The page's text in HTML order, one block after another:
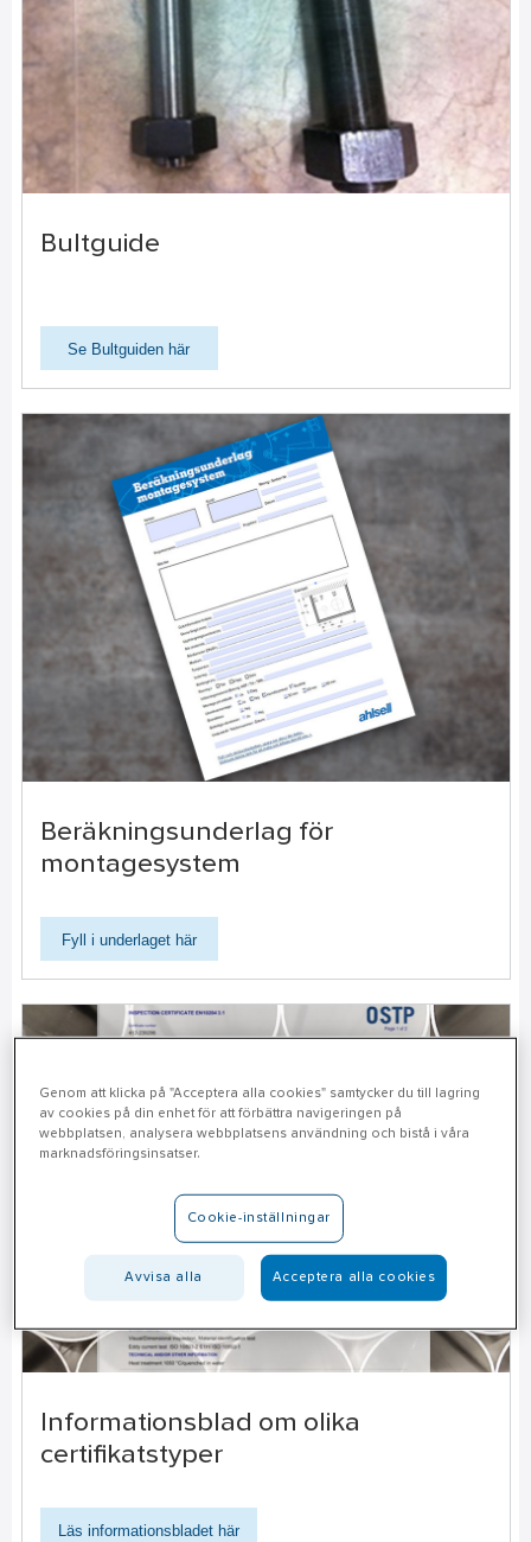
Bultguide
Se Bultguiden här
Beräkningsunderlag för
montagesystem
Fyll i underlaget här
Informationsblad om olika
certifikatstyper
Läs informationsbladet här
Genom att klicka på "Acceptera alla cookies" samtycker du till lagring
av cookies på din enhet för att förbättra navigeringen på
webbplatsen, analysera webbplatsens användning och bistå i våra
marknadsföringsinsatser.
Cookie-inställningar
Avvisa alla Acceptera alla cookies